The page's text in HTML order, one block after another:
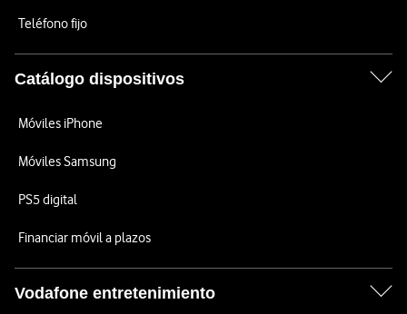
Teléfono fijo
Catálogo dispositivos
Móviles iPhone
Móviles Samsung
PS5 digital
Financiar móvil a plazos
Vodafone entretenimiento